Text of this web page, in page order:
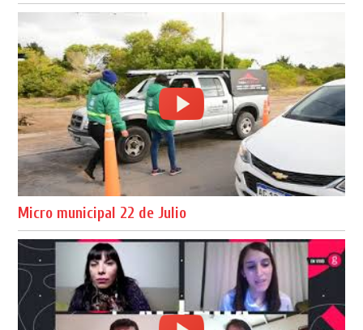
Micro municipal 22 de Julio